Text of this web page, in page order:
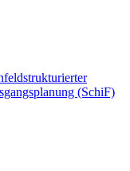
(SchiF)